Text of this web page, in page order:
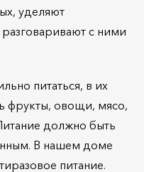
уделяют
с ними
питаться, в их
фрукты, овощи, мясо,
должно быть
В нашем доме
питание.